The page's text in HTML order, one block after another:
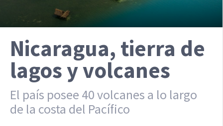
Nicaragua, tierra de
lagos y volcanes
El país posee 40 volcanes a lo largo
de la costa del Pacífico